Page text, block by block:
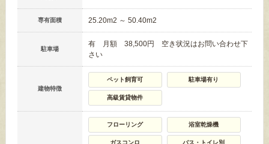
専有面積 25.20m2 ～ 50.40m2
駐車場
有 月額 38,500円 空き状況はお問い合わせ下
さい
建物特徴
ペット飼育可 駐車場有り
高級賃貸物件
フローリング 浴室乾燥機
ガスコンロ バス・トイレ別